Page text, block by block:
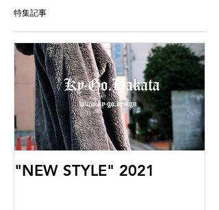
特集記事
"NEW STYLE" 2021